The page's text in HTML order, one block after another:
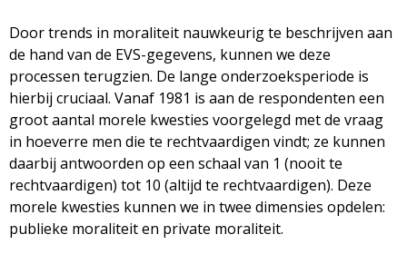
Door trends in moraliteit nauwkeurig te beschrijven aan
de hand van de EVS-gegevens, kunnen we deze
processen terugzien. De lange onderzoeksperiode is
hierbij cruciaal. Vanaf 1981 is aan de respondenten een
groot aantal morele kwesties voorgelegd met de vraag
in hoeverre men die te rechtvaardigen vindt; ze kunnen
daarbij antwoorden op een schaal van 1 (nooit te
rechtvaardigen) tot 10 (altijd te rechtvaardigen). Deze
morele kwesties kunnen we in twee dimensies opdelen:
publieke moraliteit en private moraliteit.